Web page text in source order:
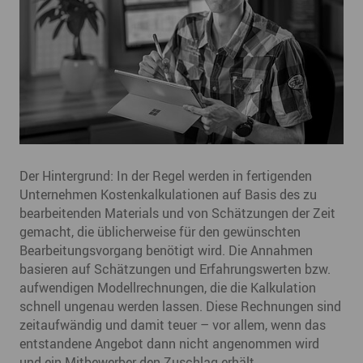
Der Hintergrund: In der Regel werden in fertigenden
Unternehmen Kostenkalkulationen auf Basis des zu
bearbeitenden Materials und von Schätzungen der Zeit
gemacht, die üblicherweise für den gewünschten
Bearbeitungsvorgang benötigt wird. Die Annahmen
basieren auf Schätzungen und Erfahrungswerten bzw.
aufwendigen Modellrechnungen, die die Kalkulation
schnell ungenau werden lassen. Diese Rechnungen sind
zeitaufwändig und damit teuer – vor allem, wenn das
entstandene Angebot dann nicht angenommen wird